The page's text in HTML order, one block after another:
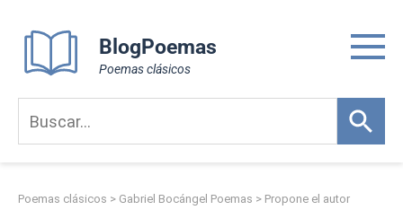
content
BlogPoemas
Poemas clásicos
Poemas clásicos > Gabriel Bocángel Poemas > Propone el autor